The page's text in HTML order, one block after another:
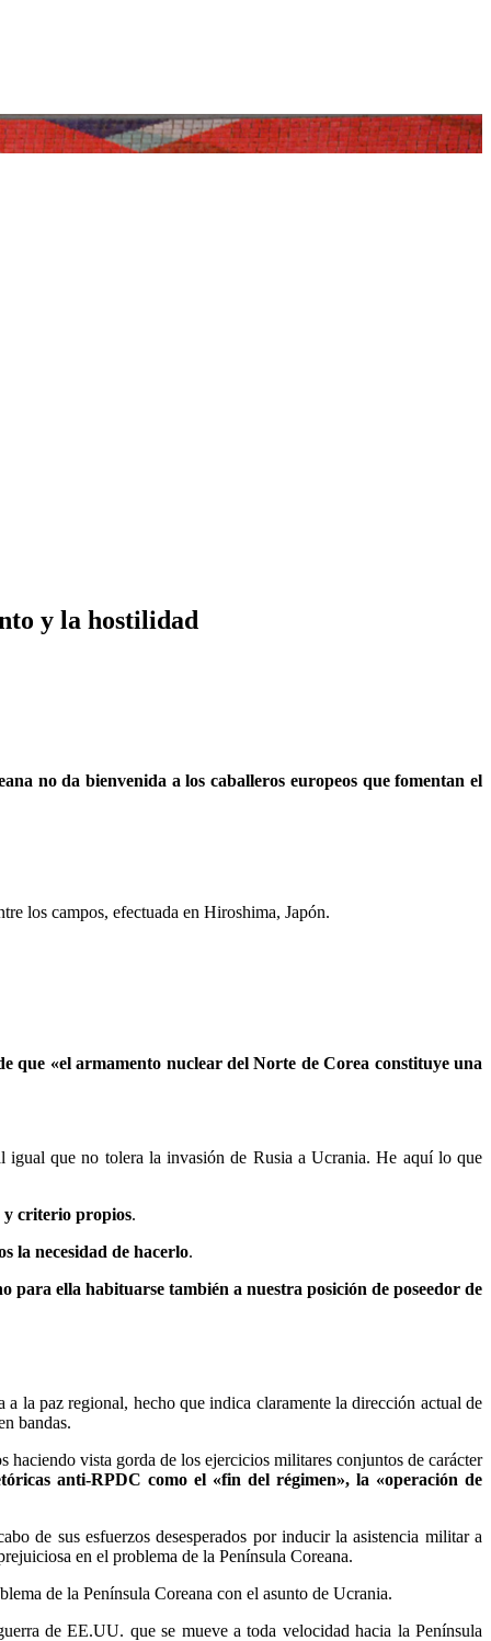
y la hostilidad
no da bienvenida a los caballeros europeos que fomentan el
los campos, efectuada en Hiroshima, Japón.
«el armamento nuclear del Norte de Corea constituye una
igual que no tolera la invasión de Rusia a Ucrania. He aquí lo que
y criterio propios.
la necesidad de hacerlo.
para ella habituarse también a nuestra posición de poseedor de
la paz regional, hecho que indica claramente la dirección actual de
bandas.
vista gorda de los ejercicios militares conjuntos de carácter
anti-RPDC como el «fin del régimen», la «operación de
de sus esfuerzos desesperados por inducir la asistencia militar a
en el problema de la Península Coreana.
de la Península Coreana con el asunto de Ucrania.
de EE.UU. que se mueve a toda velocidad hacia la Península